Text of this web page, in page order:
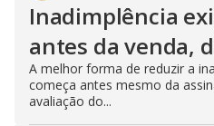
Inadimplência
antes da venda,
A melhor forma de reduzir a
começa antes mesmo da
avaliação do...